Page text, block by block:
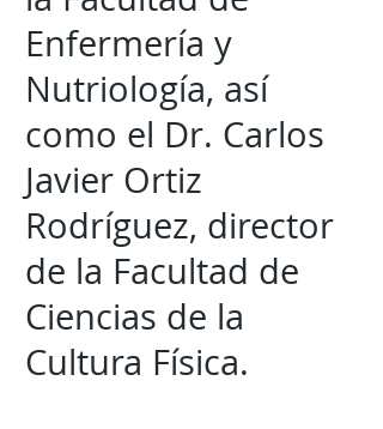
Enfermería y
Nutriología, así
como el Dr. Carlos
Javier Ortiz
Rodríguez, director
de la Facultad de
Ciencias de la
Cultura Física.